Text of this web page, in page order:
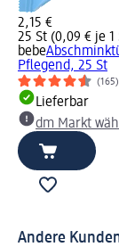
2,15 €
25 St (0,09 € je 1
bebe
Pflegend, 25 St
(165)
Lieferbar
dm Markt
Andere